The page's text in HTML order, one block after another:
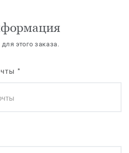
этого заказа.
*